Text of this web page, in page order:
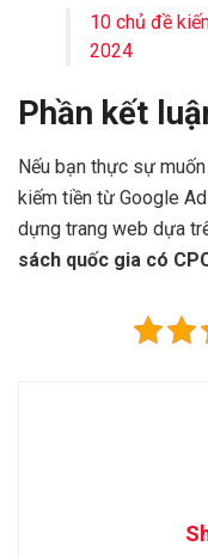
10 chủ đề
2024
Phần kết
Nếu bạn thực sự
kiếm tiền từ Google
dựng trang web dựa
sách quốc gia có